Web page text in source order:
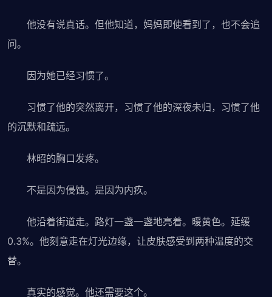
他没有说真话。但他知道，妈妈即使看到了，也不会追
问。
因为她已经习惯了。
习惯了他的突然离开，习惯了他的深夜未归，习惯了他
的沉默和疏远。
林昭的胸口发疼。
不是因为侵蚀。是因为内疚。
他沿着街道走。路灯一盏一盏地亮着。暖黄色。延缓
0.3%。他刻意走在灯光边缘，让皮肤感受到两种温度的交
替。
真实的感觉。他还需要这个。